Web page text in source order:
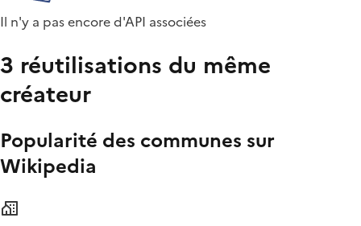
Il n'y a pas encore d'API associées
3 réutilisations du même
créateur
Popularité des communes sur
Wikipedia